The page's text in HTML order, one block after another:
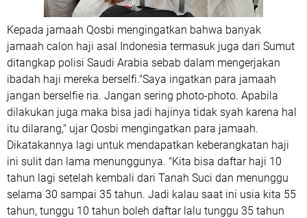
Kepada jamaah Qosbi mengingatkan bahwa banyak
jamaah calon haji asal Indonesia termasuk juga dari Sumut
ditangkap polisi Saudi Arabia sebab dalam mengerjakan
ibadah haji mereka berselfi."Saya ingatkan para jamaah
jangan berselfie ria. Jangan sering photo-photo. Apabila
dilakukan juga maka bisa jadi hajinya tidak syah karena hal
itu dilarang," ujar Qosbi mengingatkan para jamaah.
Dikatakannya lagi untuk mendapatkan keberangkatan haji
ini sulit dan lama menunggunya. "Kita bisa daftar haji 10
tahun lagi setelah kembali dari Tanah Suci dan menunggu
selama 30 sampai 35 tahun. Jadi kalau saat ini usia kita 55
tahun, tunggu 10 tahun boleh daftar lalu tunggu 35 tahun